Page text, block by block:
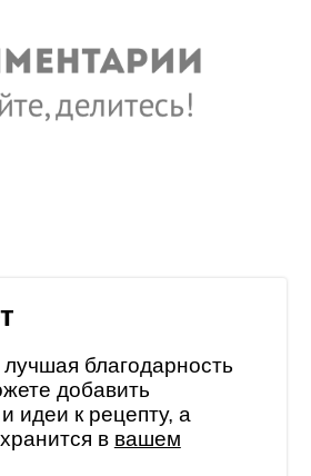
благодарность
добавить
идеи к рецепту, а
в вашем